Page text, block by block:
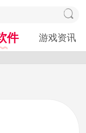
件 游戏资讯